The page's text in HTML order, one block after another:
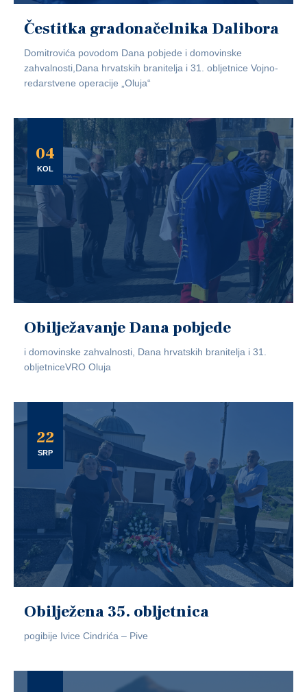
Čestitka gradonačelnika Dalibora
Domitrovića povodom Dana pobjede i domovinske
zahvalnosti,Dana hrvatskih branitelja i 31. obljetnice Vojno-
redarstvene operacije „Oluja“
04
KOL
Obilježavanje Dana pobjede
i domovinske zahvalnosti, Dana hrvatskih branitelja i 31.
obljetniceVRO Oluja
22
SRP
Obilježena 35. obljetnica
pogibije Ivice Cindrića – Pive